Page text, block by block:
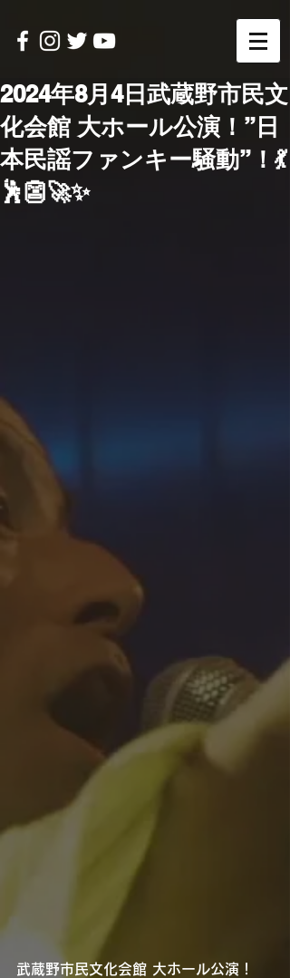
2024年8月4日武蔵野市民文
化会館 大ホール公演！”日
本民謡ファンキー騒動”！💃
🕺👺🚀✨
武蔵野市民文化会館 大ホール公演！